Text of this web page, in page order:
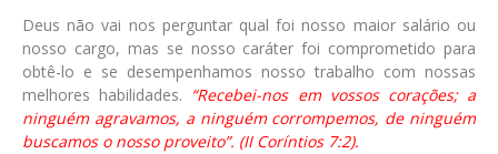
Deus não vai nos perguntar qual foi nosso maior salário ou
nosso cargo, mas se nosso caráter foi comprometido para
obtê-lo e se desempenhamos nosso trabalho com nossas
melhores habilidades. “Recebei-nos em vossos corações; a
ninguém agravamos, a ninguém corrompemos, de ninguém
buscamos o nosso proveito”. (II Coríntios 7:2).